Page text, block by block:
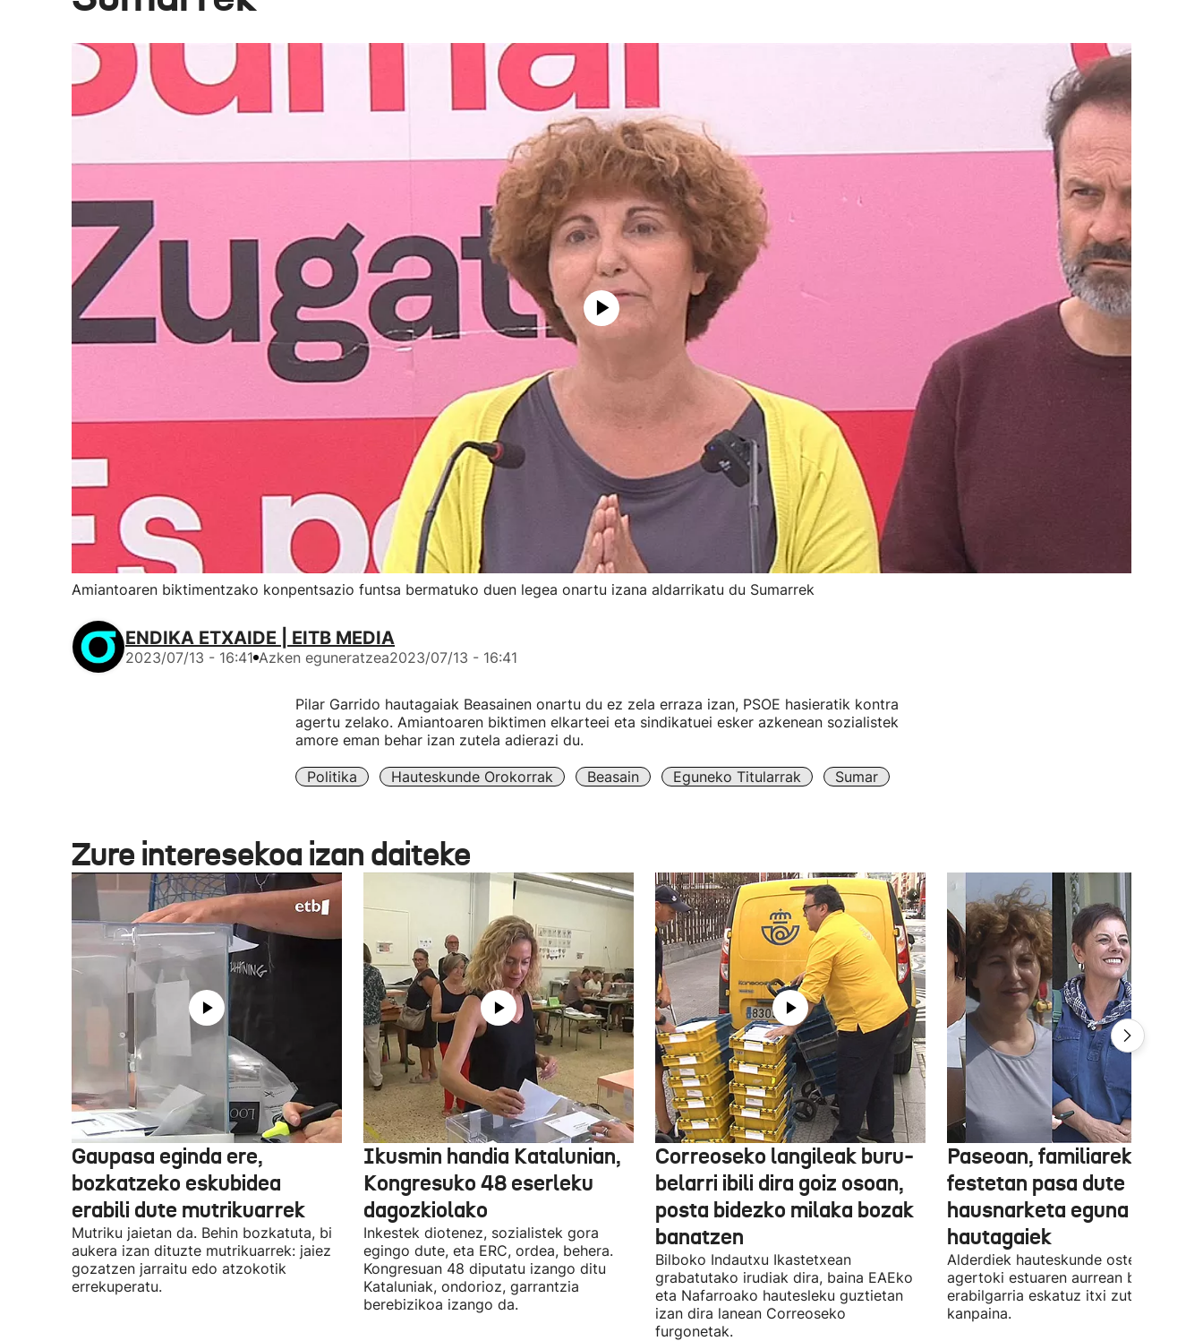
Amiantoaren biktimentzako konpentsazio funtsa bermatuko duen legea onartu izana aldarrikatu du Sumarrek
ENDIKA ETXAIDE | EITB MEDIA
2023/07/13 - 16:41 Azken eguneratzea2023/07/13 - 16:41
Pilar Garrido hautagaiak Beasainen onartu du ez zela erraza izan, PSOE hasieratik kontra
agertu zelako. Amiantoaren biktimen elkarteei eta sindikatuei esker azkenean sozialistek
amore eman behar izan zutela adierazi du.
Politika Hauteskunde Orokorrak Beasain Eguneko Titularrak Sumar
Zure interesekoa izan daiteke
Gaupasa eginda ere,
bozkatzeko eskubidea
erabili dute mutrikuarrek
Mutriku jaietan da. Behin bozkatuta, bi
aukera izan dituzte mutrikuarrek: jaiez
gozatzen jarraitu edo atzokotik
errekuperatu.
Ikusmin handia Katalunian,
Kongresuko 48 eserleku
dagozkiolako
Inkestek diotenez, sozialistek gora
egingo dute, eta ERC, ordea, behera.
Kongresuan 48 diputatu izango ditu
Kataluniak, ondorioz, garrantzia
berebizikoa izango da.
Correoseko langileak buru-
belarri ibili dira goiz osoan,
posta bidezko milaka bozak
banatzen
Bilboko Indautxu Ikastetxean
grabatutako irudiak dira, baina EAEko
eta Nafarroako hautesleku guztietan
izan dira lanean Correoseko
furgonetak.
Paseoan, familiarekin edo
festetan pasa dute
hausnarketa eguna
hautagaiek
Alderdiek hauteskunde osteko
agertoki estuaren aurrean boto
erabilgarria eskatuz itxi zuten atzo
kanpaina.